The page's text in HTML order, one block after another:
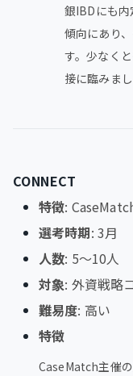
銀IBDにも内
傾向にあり
す。少なく
接に臨みまし
CONNECT
特徴:
選考時期: 3月
人数: 5〜10人
対象: 外資戦略
難易度: 高い
特徴
CaseMatch主催